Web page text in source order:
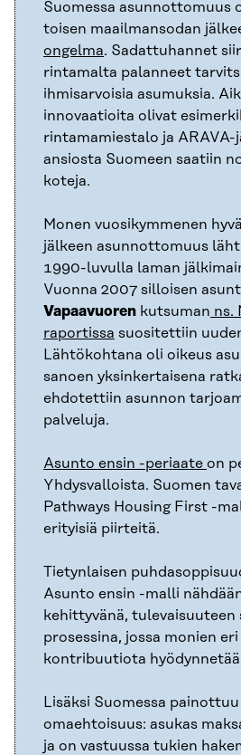
Suomessa asunnottomuus
toisen maailmansodan
ongelma. Sadattuhannet
rintamalta palanneet
ihmisarvoisia asumuksia.
innovaatioita olivat
rintamamiestalo ja
ansiosta Suomeen saatiin
koteja.
Monen vuosikymmenen
jälkeen asunnottomuus
1990-luvulla laman
Vuonna 2007 silloisen
Vapaavuoren kutsuman ns.
raportissa suositettiin
Lähtökohtana oli oikeus
sanoen yksinkertaisena
ehdotettiin asunnon
palveluja.
Asunto ensin -periaate on
Yhdysvalloista. Suomen
Pathways Housing First -
erityisiä piirteitä.
Tietynlaisen
Asunto ensin -malli
kehittyvänä, tulevaisuuteen
prosessina, jossa monien
kontribuutiota
Lisäksi Suomessa
omaehtoisuus: asukas
ja on vastuussa tukien